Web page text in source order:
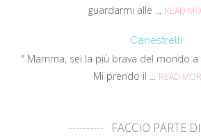
guardarmi alle ... READ
Canestrelli
" Mamma, sei la più brava del mondo
Mi prendo il ... READ
FACCIO PARTE DI